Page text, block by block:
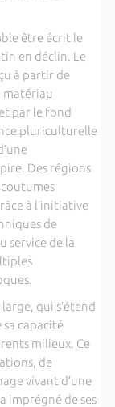
être écrit le
en déclin. Le
à partir de
matériau
par le fond
pluriculturelle
Des régions
à l’initiative
de
service de la
qui s’étend
sa capacité
milieux. Ce
de
vivant d’une
imprégné de ses